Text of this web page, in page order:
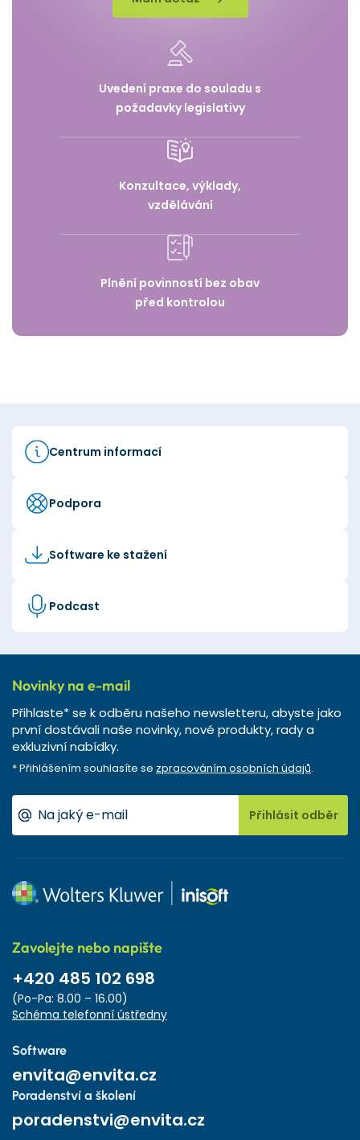
Uvedení praxe do souladu s
požadavky legislativy
Konzultace, výklady,
vzdělávání
Plnění povinností bez obav
před kontrolou
Centrum informací
Podpora
Software ke stažení
Podcast
Novinky na e-mail
Přihlaste* se k odběru našeho newsletteru, abyste jako
první dostávali naše novinky, nové produkty, rady a
exkluzivní nabídky.
* Přihlášením souhlasíte se zpracováním osobních údajů.
Přihlásit odběr
Zavolejte nebo napište
+420 485 102 698
(Po-Pa: 8.00 – 16.00)
Schéma telefonní ústředny
Software
envita@envita.cz
Poradenství a školení
poradenstvi@envita.cz